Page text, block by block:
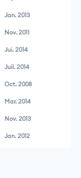
Jan. 2013
Nov. 2011
Jui. 2014
Juil. 2014
Oct. 2008
Mar. 2014
Nov. 2013
Jan. 2012